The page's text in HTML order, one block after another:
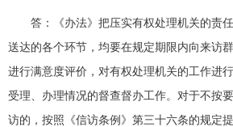
答：《办法》把压实有权处理机关的责任
送达的各个环节，均要在规定期限内向来访
进行满意度评价，对有权处理机关的工作进
受理、办理情况的督查督办工作。对于不按
访的，按照《信访条例》第三十六条的规定